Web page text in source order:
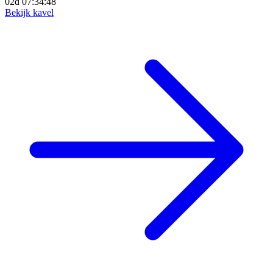
Bekijk kavel